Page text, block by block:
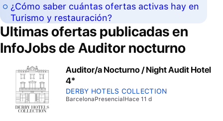
¿Cómo saber cuántas ofertas activas hay en
Turismo y restauración?
Ultimas ofertas publicadas en
InfoJobs de Auditor nocturno
Auditor/a Nocturno / Night Audit Hotel
4*
DERBY HOTELS COLLECTION
BarcelonaPresencialHace 11 d